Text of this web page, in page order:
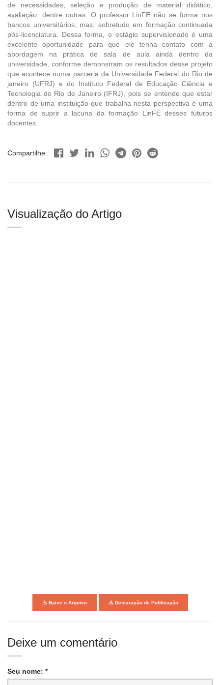
de necessidades, seleção e produção de material didático,
avaliação, dentre outras. O professor LinFE não se forma nos
bancos universitários, mas, sobretudo em formação continuada
pós-licenciatura. Dessa forma, o estágio supervisionado é uma
excelente oportunidade para que ele tenha contato com a
abordagem na prática de sala de aula ainda dentro da
universidade, conforme demonstram os resultados desse projeto
que acontece numa parceria da Universidade Federal do Rio de
janeiro (UFRJ) e do Instituto Federal de Educação Ciência e
Tecnologia do Rio de Janeiro (IFRJ), pois se entende que estar
dentro de uma instituição que trabalha nesta perspectiva é uma
forma de suprir a lacuna da formação LinFE desses futuros
docentes.
Compartilhe:
Visualização do Artigo
Baixe o Arquivo Declaração de Publicação
Deixe um comentário
Seu nome: *